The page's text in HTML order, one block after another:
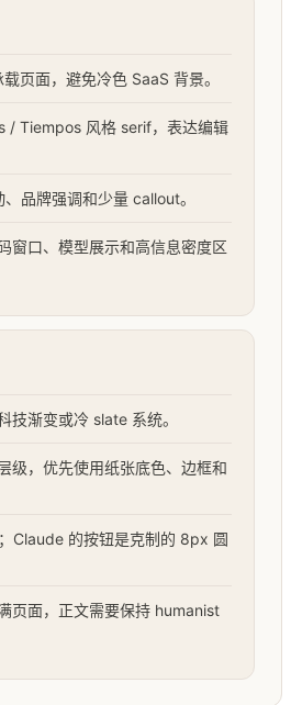
页面，避免冷色 SaaS 背景。
/ Tiempos 风格 serif，表达编辑
品牌强调和少量 callout。
窗口、模型展示和高信息密度区
技渐变或冷 slate 系统。
级，优先使用纸张底色、边框和
Claude 的按钮是克制的 8px 圆
页面，正文需要保持 humanist